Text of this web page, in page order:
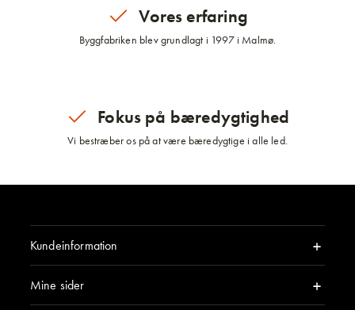
Vores erfaring
Byggfabriken blev grundlagt i 1997 i Malmø.
Fokus på bæredygtighed
Vi bestræber os på at være bæredygtige i alle led.
Kundeinformation
Mine sider